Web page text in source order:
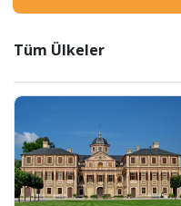
Tüm Ülkeler